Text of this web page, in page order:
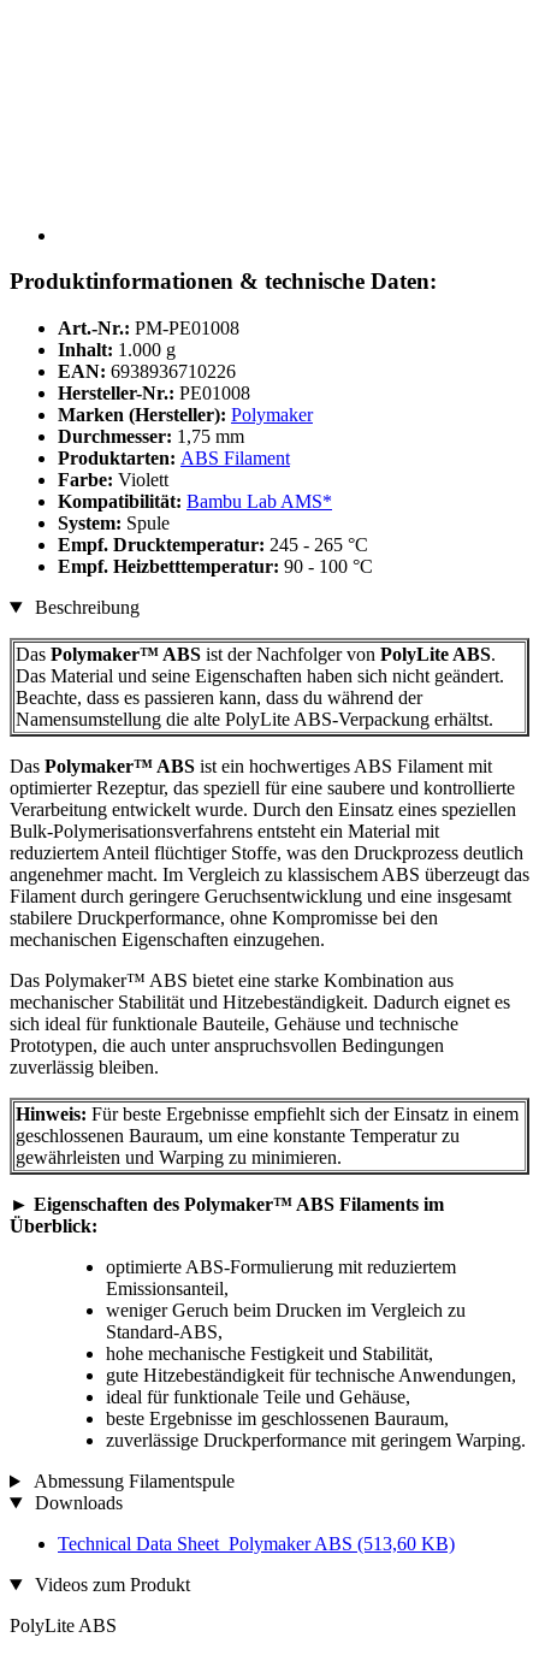
Produktinformationen & technische Daten:
Art.-Nr.: PM-PE01008
Inhalt: 1.000 g
EAN: 6938936710226
Hersteller-Nr.: PE01008
Marken (Hersteller): Polymaker
Durchmesser: 1,75 mm
Produktarten: ABS Filament
Farbe: Violett
Kompatibilität: Bambu Lab AMS*
System: Spule
Empf. Drucktemperatur: 245 - 265 °C
Empf. Heizbetttemperatur: 90 - 100 °C
Beschreibung
Das Polymaker™ ABS ist der Nachfolger von PolyLite ABS.
Das Material und seine Eigenschaften haben sich nicht geändert.
Beachte, dass es passieren kann, dass du während der
Namensumstellung die alte PolyLite ABS-Verpackung erhältst.
Das Polymaker™ ABS ist ein hochwertiges ABS Filament mit
optimierter Rezeptur, das speziell für eine saubere und kontrollierte
Verarbeitung entwickelt wurde. Durch den Einsatz eines speziellen
Bulk-Polymerisationsverfahrens entsteht ein Material mit
reduziertem Anteil flüchtiger Stoffe, was den Druckprozess deutlich
angenehmer macht. Im Vergleich zu klassischem ABS überzeugt das
Filament durch geringere Geruchsentwicklung und eine insgesamt
stabilere Druckperformance, ohne Kompromisse bei den
mechanischen Eigenschaften einzugehen.
Das Polymaker™ ABS bietet eine starke Kombination aus
mechanischer Stabilität und Hitzebeständigkeit. Dadurch eignet es
sich ideal für funktionale Bauteile, Gehäuse und technische
Prototypen, die auch unter anspruchsvollen Bedingungen
zuverlässig bleiben.
Hinweis: Für beste Ergebnisse empfiehlt sich der Einsatz in einem
geschlossenen Bauraum, um eine konstante Temperatur zu
gewährleisten und Warping zu minimieren.
► Eigenschaften des Polymaker™ ABS Filaments im
Überblick:
optimierte ABS-Formulierung mit reduziertem
Emissionsanteil,
weniger Geruch beim Drucken im Vergleich zu
Standard-ABS,
hohe mechanische Festigkeit und Stabilität,
gute Hitzebeständigkeit für technische Anwendungen,
ideal für funktionale Teile und Gehäuse,
beste Ergebnisse im geschlossenen Bauraum,
zuverlässige Druckperformance mit geringem Warping.
Abmessung Filamentspule
Downloads
Technical Data Sheet_Polymaker ABS (513,60 KB)
Videos zum Produkt
PolyLite ABS